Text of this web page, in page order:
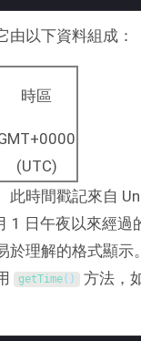
以下資料組成：
時區
(UTC)
此時間戳記來自
1 日午夜以來經過
於理解的格式顯示
getTime( ) 方法，